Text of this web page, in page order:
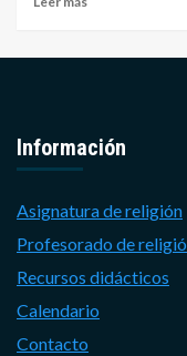
Información
Asignatura de religión
Profesorado de
Recursos didácticos
Calendario
Contacto